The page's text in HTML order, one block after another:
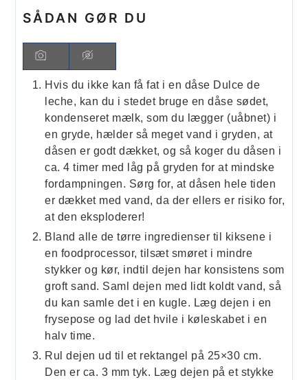
SÅDAN GØR DU
Hvis du ikke kan få fat i en dåse Dulce de
leche, kan du i stedet bruge en dåse sødet,
kondenseret mælk, som du lægger (uåbnet) i
en gryde, hælder så meget vand i gryden, at
dåsen er godt dækket, og så koger du dåsen i
ca. 4 timer med låg på gryden for at mindske
fordampningen. Sørg for, at dåsen hele tiden
er dækket med vand, da der ellers er risiko for,
at den eksploderer!
Bland alle de tørre ingredienser til kiksene i
en foodprocessor, tilsæt smøret i mindre
stykker og kør, indtil dejen har konsistens som
groft sand. Saml dejen med lidt koldt vand, så
du kan samle det i en kugle. Læg dejen i en
frysepose og lad det hvile i køleskabet i en
halv time.
Rul dejen ud til et rektangel på 25×30 cm.
Den er ca. 3 mm tyk. Læg dejen på et stykke